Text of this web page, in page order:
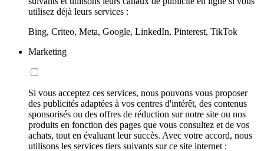
utilisez déjà leurs services :
Bing, Criteo, Meta, Google, LinkedIn, Pinterest, TikTok
Marketing
Si vous acceptez ces services, nous pouvons vous proposer
des publicités adaptées à vos centres d'intérêt, des contenus
sponsorisés ou des offres de réduction sur notre site ou nos
produits en fonction des pages que vous consultez et de vos
achats, tout en évaluant leur succès. Avec votre accord, nous
utilisons les services tiers suivants sur ce site internet :